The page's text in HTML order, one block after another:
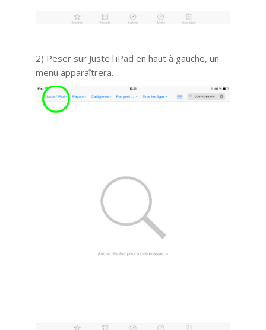
2) Peser sur Juste l'iPad en haut à gauche, un
menu apparaîtrera.